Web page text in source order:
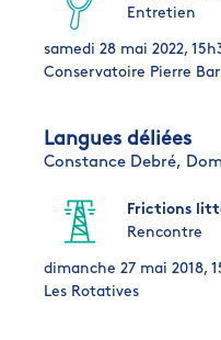
Entretien
samedi 28 mai 2022,
Conservatoire Pierre
Langues déliées
Constance Debré,
Frictions
Rencontre
dimanche 27 mai 2018,
Les Rotatives